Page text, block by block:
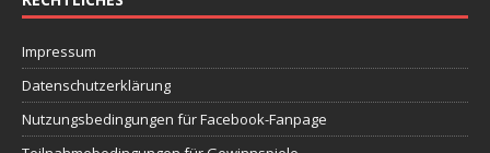
Impressum
Datenschutzerklärung
Nutzungsbedingungen für Facebook-Fanpage